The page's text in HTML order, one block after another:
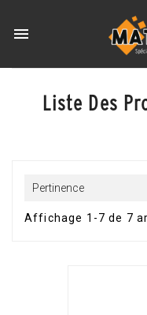

Liste Des
Pertinence
Affichage 1-7 de 7